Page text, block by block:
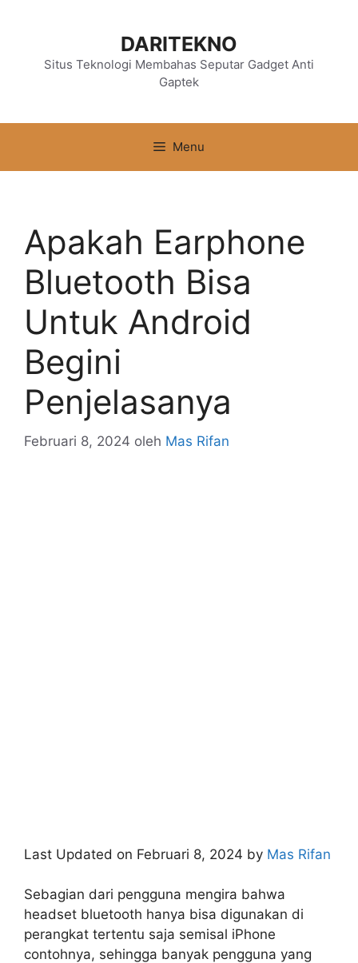
DARITEKNO
Situs Teknologi Membahas Seputar Gadget Anti
Gaptek
Menu
Apakah Earphone
Bluetooth Bisa
Untuk Android
Begini
Penjelasanya
Februari 8, 2024 oleh Mas Rifan
Last Updated on Februari 8, 2024 by Mas Rifan
Sebagian dari pengguna mengira bahwa
headset bluetooth hanya bisa digunakan di
perangkat tertentu saja semisal iPhone
contohnya, sehingga banyak pengguna yang